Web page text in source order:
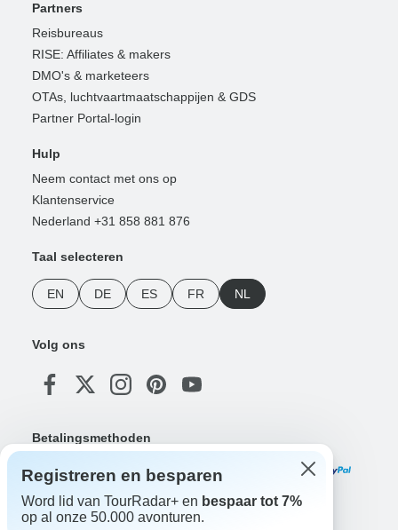
Partners
Reisbureaus
RISE: Affiliates & makers
DMO's & marketeers
OTAs, luchtvaartmaatschappijen & GDS
Partner Portal-login
Hulp
Neem contact met ons op
Klantenservice
Nederland +31 858 881 876
Taal selecteren
EN DE ES FR NL
Volg ons
Betalingsmethoden
Registreren en besparen
Word lid van TourRadar+ en bespaar tot 7%
op al onze 50.000 avonturen.